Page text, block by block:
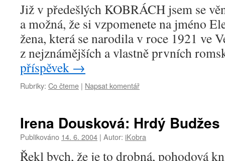
Již v předešlých KOBRÁCH jsem se
a možná, že si vzpomenete na jméno
žena, která se narodila v roce 1921 ve
z nejznámějších a vlastně prvních
příspěvek →
Rubriky: Co čteme | Napsat komentář
Irena Dousková: Hrdý Budžes
Publikováno 14. 6. 2004 | Autor: iKobra
Řekl bych, že je to drobná, pohodová